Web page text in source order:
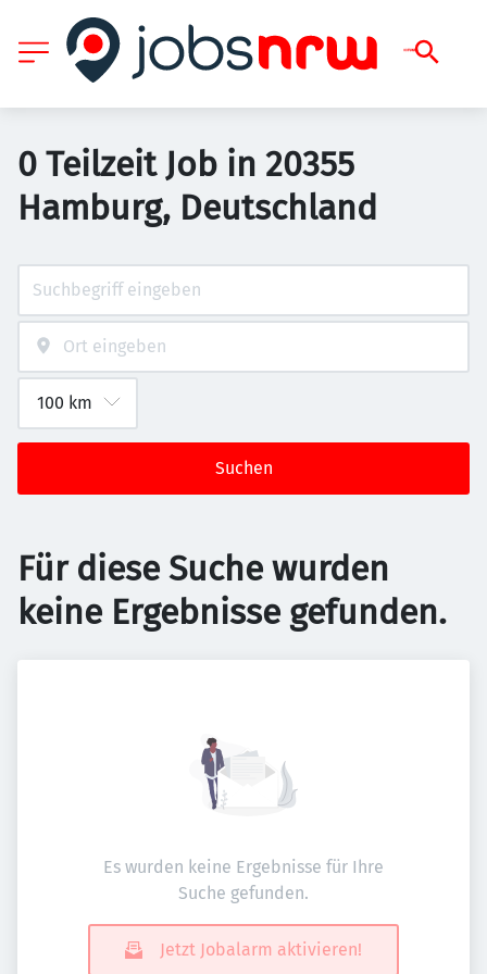
0 Teilzeit Job in 20355
Hamburg, Deutschland
Suchen
Für diese Suche wurden
keine Ergebnisse gefunden.
Es wurden keine Ergebnisse für Ihre
Suche gefunden.
Jetzt Jobalarm aktivieren!